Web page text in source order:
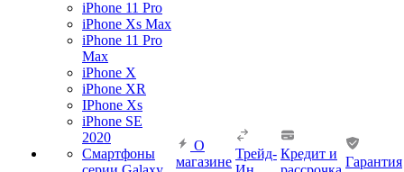
iPhone 11 Pro
iPhone Xs Max
iPhone 11 Pro
Max
iPhone X
iPhone XR
IPhone Xs
iPhone SE
2020
Смартфоны
О
магазине
Трейд- Кредит и
Гарантия